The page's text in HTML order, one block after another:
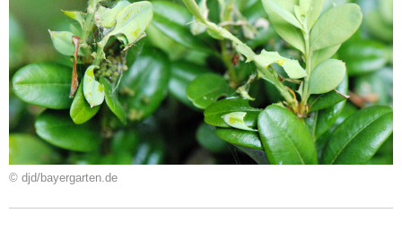
© djd/bayergarten.de